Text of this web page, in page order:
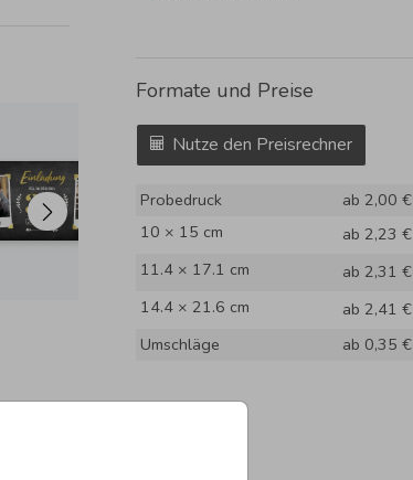
Formate und Preise
Nutze den Preisrechner
Probedruck
ab 2,00 €
10 × 15 cm
ab 2,23 €
11.4 × 17.1 cm
ab 2,31 €
14.4 × 21.6 cm
ab 2,41 €
Umschläge
ab 0,35 €